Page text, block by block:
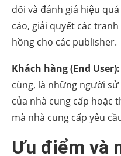
dõi và đánh giá hiệu
cáo, giải quyết các
hồng cho các publisher.
Khách hàng (End User):
cùng, là những người
của nhà cung cấp hoặc
mà nhà cung cấp yêu
Ưu điểm và